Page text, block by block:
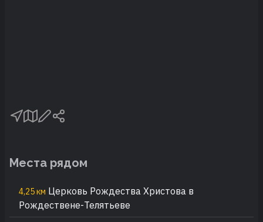
Места рядом
4,25 км Церковь Рождества Христова в
Рождествене-Телятьеве